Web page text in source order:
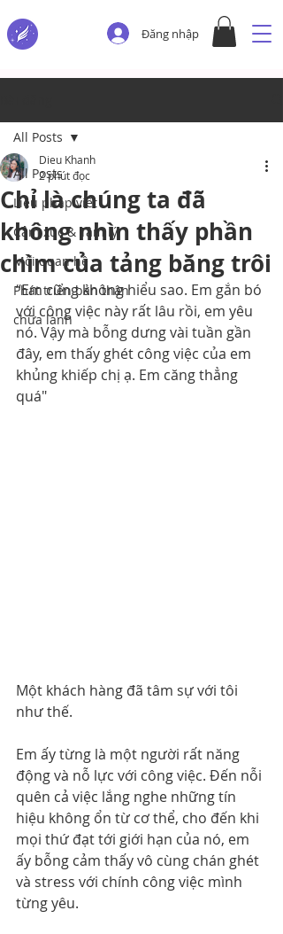
Đăng nhập
All Posts
Liệu pháp viết
Cảm xúc & Tâm lý
Mối quan hệ
Phát triển bản thân
chữa lành
All Posts
Chỉ là chúng ta đã
không nhìn thấy phần
chìm của tảng băng trôi
Dieu Khanh
2 phút đọc
“Em cũng không hiểu sao. Em gắn bó
với công việc này rất lâu rồi, em yêu
nó. Vậy mà bỗng dưng vài tuần gần
đây, em thấy ghét công việc của em
khủng khiếp chị ạ. Em căng thẳng
quá"
Một khách hàng đã tâm sự với tôi
như thế.
Em ấy từng là một người rất năng
động và nỗ lực với công việc. Đến nỗi
quên cả việc lắng nghe những tín
hiệu không ổn từ cơ thể, cho đến khi
mọi thứ đạt tới giới hạn của nó, em
ấy bỗng cảm thấy vô cùng chán ghét
và stress với chính công việc mình
từng yêu.